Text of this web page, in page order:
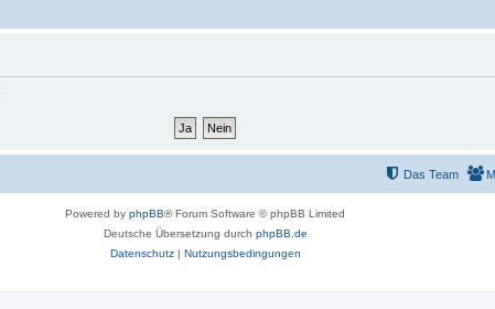
Das Team
Powered by phpBB® Forum Software © phpBB Limited
Deutsche Übersetzung durch phpBB.de
Datenschutz| Nutzungsbedingungen